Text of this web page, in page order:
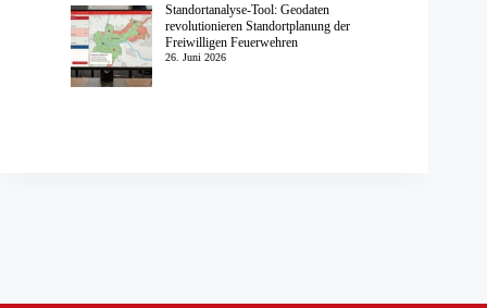
Standortanalyse-Tool: Geodaten
revolutionieren Standortplanung der
Freiwilligen Feuerwehren
26. Juni 2026